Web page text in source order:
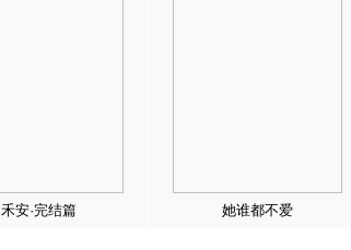
禾安·完结篇 她谁都不爱